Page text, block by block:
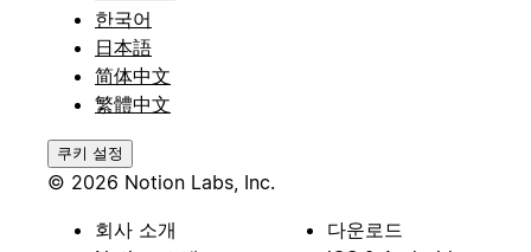
한국어
日本語
简体中文
繁體中文
쿠키 설정
© 2026 Notion Labs, Inc.
회사 소개
다운로드